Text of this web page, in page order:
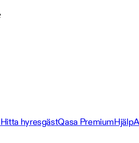
Hitta hyresgästQasa PremiumHjälp